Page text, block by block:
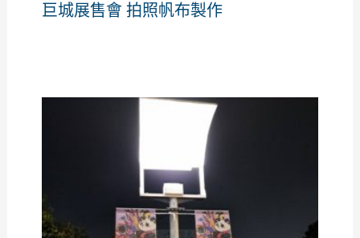
巨城展售會 拍照帆布製作